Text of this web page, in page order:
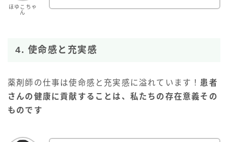
ほゆこちゃ
ん
4. 使命感と充実感
薬剤師の仕事は使命感と充実感に溢れています！ 患者
さんの健康に貢献することは、私たちの存在意義その
ものです